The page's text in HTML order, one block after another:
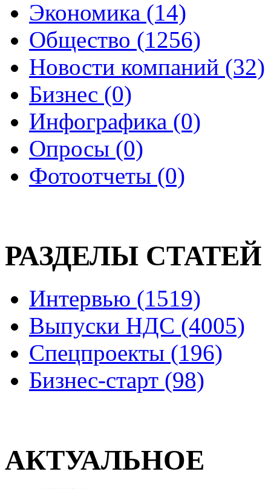
Экономика (14)
Общество (1256)
Новости компаний (32)
Бизнес (0)
Инфографика (0)
Опросы (0)
Фотоотчеты (0)
РАЗДЕЛЫ СТАТЕЙ
Интервью (1519)
Выпуски НДС (4005)
Спецпроекты (196)
Бизнес-старт (98)
АКТУАЛЬНОЕ